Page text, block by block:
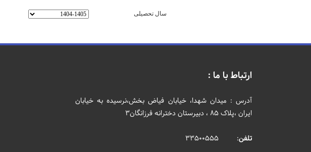
سال تحصیلی
ارتباط با ما :
آدرس : میدان شهدا، خیابان فیاض بخش،نرسیده به خیابان
ایران ،پلاک 85 ، دبیرستان دخترانه فرزانگان3
تلفن: 33500555